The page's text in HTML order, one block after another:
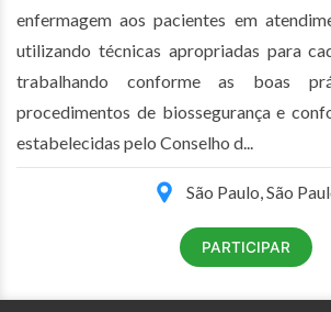
enfermagem aos pacientes em
utilizando técnicas apropriadas para
trabalhando conforme as boas
procedimentos de biossegurança e
estabelecidas pelo Conselho d...
São Paulo, São
PARTICIPAR